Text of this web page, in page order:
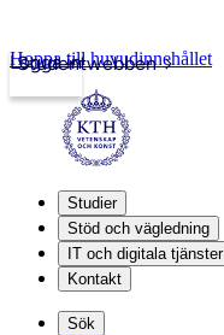
Studentwebben
Logga in
Hoppa till huvudinnehållet
Studier
Stöd och vägledning
IT och digitala tjänster
Kontakt
Sök